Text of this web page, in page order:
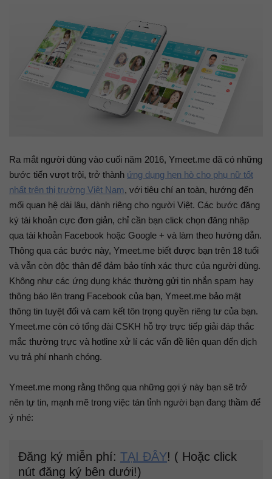
Ra mắt người dùng vào cuối năm 2016, Ymeet.me đã có những
bước tiến vượt trội, trở thành ứng dụng hẹn hò cho phụ nữ tốt
nhất trên thị trường Việt Nam, với tiêu chí an toàn, hướng đến
mối quan hệ dài lâu, dành riêng cho người Việt. Các bước đăng
ký tài khoản cực đơn giản, chỉ cần bạn click chọn đăng nhập
qua tài khoản Facebook hoặc Google + và làm theo hướng dẫn.
Thông qua các bước này, Ymeet.me biết được bạn trên 18 tuổi
và vẫn còn độc thân để đảm bảo tính xác thực của người dùng.
Không như các ứng dụng khác thường gửi tin nhắn spam hay
thông báo lên trang Facebook của bạn, Ymeet.me bảo mật
thông tin tuyệt đối và cam kết tôn trọng quyền riêng tư của bạn.
Ymeet.me còn có tổng đài CSKH hỗ trợ trực tiếp giải đáp thắc
mắc thường trực và hotline xử lí các vấn đề liên quan đến dịch
vụ trả phí nhanh chóng.
Ymeet.me mong rằng thông qua những gợi ý này bạn sẽ trở
nên tự tin, mạnh mẽ trong việc tán tỉnh người bạn đang thầm để
ý nhé:
Đăng ký miễn phí: TẠI ĐÂY! ( Hoặc click
nút đăng ký bên dưới!)